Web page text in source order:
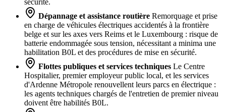
sécurité.
Dépannage et assistance routière Remorquage et prise
en charge de véhicules électriques accidentés à la frontière
belge et sur les axes vers Reims et le Luxembourg : risque de
batterie endommagée sous tension, nécessitant a minima une
habilitation B0L et des procédures de mise en sécurité.
Flottes publiques et services techniques Le Centre
Hospitalier, premier employeur public local, et les services
d'Ardenne Métropole renouvellent leurs parcs en électrique :
les agents techniques chargés de l'entretien de premier niveau
doivent être habilités B0L.